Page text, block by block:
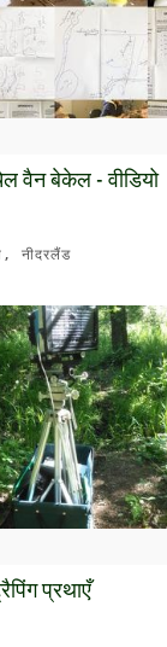
वैन बेकेल - वीडियो
नीदरलैंड
प्रथाएँ